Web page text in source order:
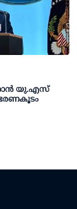
യു.എസ്
ഭരണകൂടം